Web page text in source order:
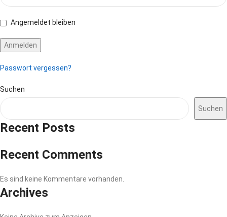
Angemeldet bleiben
Passwort vergessen?
Suchen
Suchen
Recent Posts
Recent Comments
Es sind keine Kommentare vorhanden.
Archives